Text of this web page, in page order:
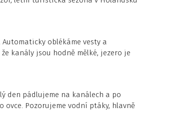
oblékáme vesty a
kanály jsou hodně mělké, jezero je
den pádlujeme na kanálech a po
ovce. Pozorujeme vodní ptáky, hlavně